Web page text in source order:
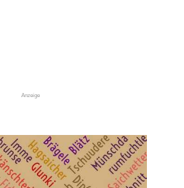
Anzeige